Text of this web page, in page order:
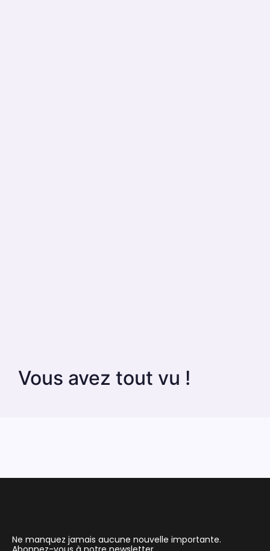
Vous avez tout vu !
Ne manquez jamais aucune nouvelle importante.